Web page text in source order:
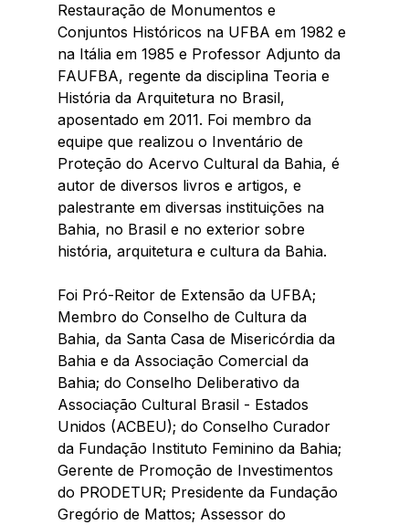
Restauração de Monumentos e
Conjuntos Históricos na UFBA em 1982 e
na Itália em 1985 e Professor Adjunto da
FAUFBA, regente da disciplina Teoria e
História da Arquitetura no Brasil,
aposentado em 2011. Foi membro da
equipe que realizou o Inventário de
Proteção do Acervo Cultural da Bahia, é
autor de diversos livros e artigos, e
palestrante em diversas instituições na
Bahia, no Brasil e no exterior sobre
história, arquitetura e cultura da Bahia.
Foi Pró-Reitor de Extensão da UFBA;
Membro do Conselho de Cultura da
Bahia, da Santa Casa de Misericórdia da
Bahia e da Associação Comercial da
Bahia; do Conselho Deliberativo da
Associação Cultural Brasil - Estados
Unidos (ACBEU); do Conselho Curador
da Fundação Instituto Feminino da Bahia;
Gerente de Promoção de Investimentos
do PRODETUR; Presidente da Fundação
Gregório de Mattos; Assessor do